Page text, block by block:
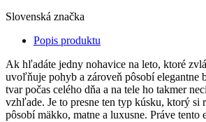
Slovenská značka
Popis produktu
Ak hľadáte jedny nohavice na leto, ktoré
uvoľňuje pohyb a zároveň pôsobí elegantne
tvar počas celého dňa a na tele ho takmer
vzhľade. Je to presne ten typ kúsku, ktorý si
pôsobí mäkko, matne a luxusne. Práve